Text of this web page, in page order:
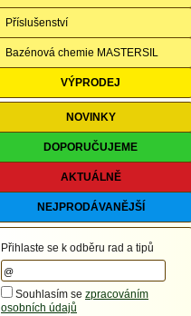
Příslušenství
Bazénová chemie MASTERSIL
VÝPRODEJ
NOVINKY
DOPORUČUJEME
AKTUÁLNĚ
NEJPRODÁVANĚJŠÍ
Přihlaste se k odběru rad a tipů
Souhlasím se zpracováním
osobních údajů